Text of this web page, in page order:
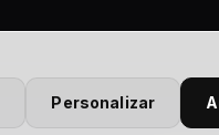
Personalizar